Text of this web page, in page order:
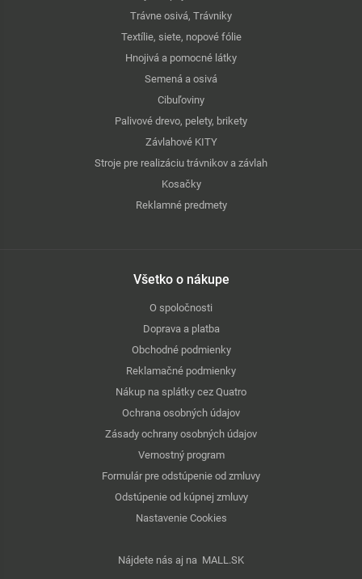
Trávne osivá, Trávniky
Textílie, siete, nopové fólie
Hnojivá a pomocné látky
Semená a osivá
Cibuľoviny
Palivové drevo, pelety, brikety
Závlahové KITY
Stroje pre realizáciu trávnikov a závlah
Kosačky
Reklamné predmety
Všetko o nákupe
O spoločnosti
Doprava a platba
Obchodné podmienky
Reklamačné podmienky
Nákup na splátky cez Quatro
Ochrana osobných údajov
Zásady ochrany osobných údajov
Vernostný program
Formulár pre odstúpenie od zmluvy
Odstúpenie od kúpnej zmluvy
Nastavenie Cookies
Nájdete nás aj na MALL.SK